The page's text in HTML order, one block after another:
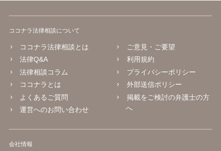
ココナラ法律相談について
ココナラ法律相談とは
法律Q&A
法律相談コラム
ココナラとは
よくあるご質問
運営へのお問い合わせ
ご意見・ご要望
利用規約
プライバシーポリシー
外部送信ポリシー
掲載をご検討の弁護士の方
へ
会社情報